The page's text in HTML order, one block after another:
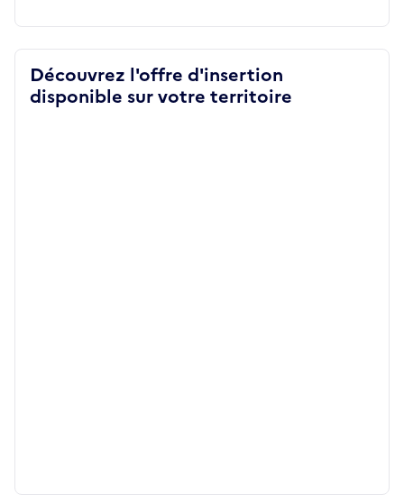
Découvrez l'offre d'insertion
disponible sur votre territoire